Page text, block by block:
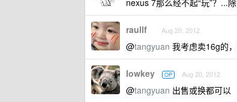
nexus 7那么经不起“玩”？...
raullf Aug 20, 2012
@tangyuan 我考虑卖16g的
lowkey OP Aug 20, 2012
@tangyuan 出售或换都可以